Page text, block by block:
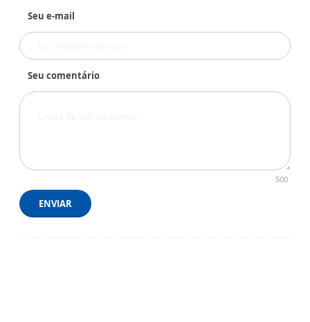
Seu e-mail
Seu comentário
500
ENVIAR